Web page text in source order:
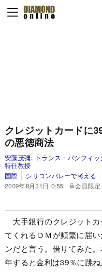
クレジットカードに
の悪徳商法
安藤茂彌: トランス・パシフィ
特任教授
国際
シリコンバレーで考える
2009年8月31日 0:55
会員限定
大手銀行のクレジット
てくれるＤＭが頻繁に届
ンだと言う。借りてみた
年すると金利は39％に跳ね